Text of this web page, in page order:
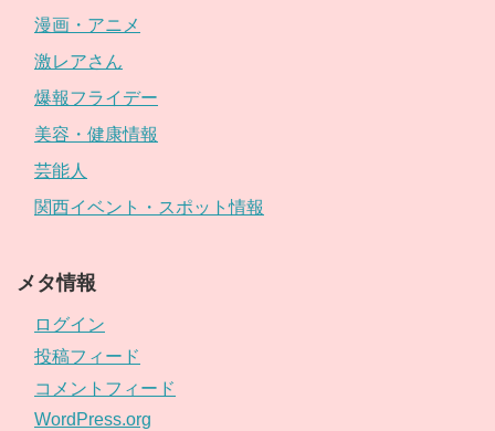
漫画・アニメ
激レアさん
爆報フライデー
美容・健康情報
芸能人
関西イベント・スポット情報
メタ情報
ログイン
投稿フィード
コメントフィード
WordPress.org